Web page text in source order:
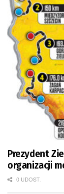
Prezydent
organizacji
0 UDOST.